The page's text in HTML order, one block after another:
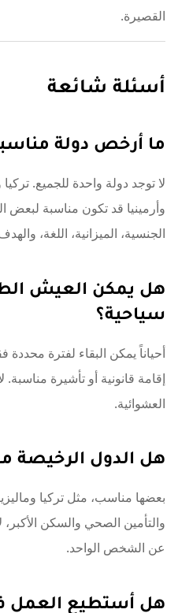
القصيرة.
أسئلة شائعة
ما أرخص دولة
لا توجد دولة واحدة للجميع. تركيا
وأرمينيا قد تكون مناسبة لبعض
الجنسية، الميزانية، اللغة،
هل يمكن العيش
سياحية؟
أحياناً يمكن البقاء لفترة
إقامة قانونية أو تأشيرة مناسبة.
العشوائية.
هل الدول الرخيصة
بعضها مناسب، مثل تركيا
والتأمين الصحي والسكن الأكبر،
عن الشخص الواحد.
هل أستطيع العمل